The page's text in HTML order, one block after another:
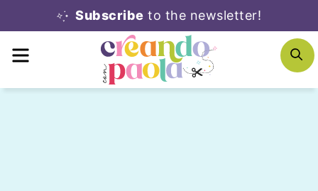
content
Subscribe to the newsletter!
MENU